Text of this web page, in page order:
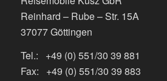
Reinhard – Rube – Str. 15A
37077 Göttingen
Tel.: +49 (0) 551/30 39 881
Fax: +49 (0) 551/30 39 883